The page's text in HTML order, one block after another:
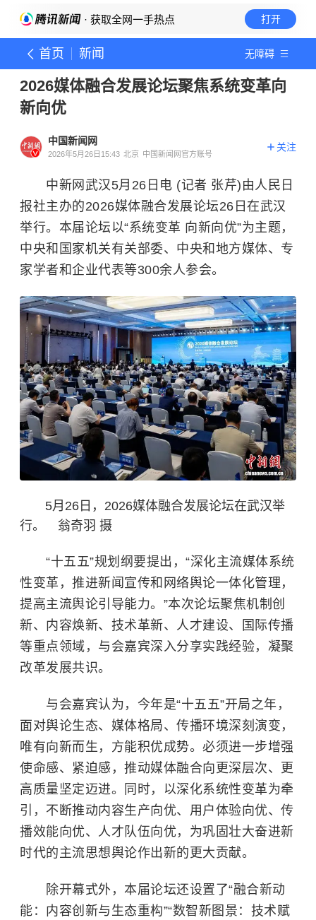
· 获取全网一手热点 打开
首页 新闻 无障碍
2026媒体融合发展论坛聚焦系统变革向
新向优
中国新闻网
2026年5月26日15:43 北京 中国新闻网官方账号
关注
中新网武汉5月26日电 (记者 张芹)由人民日
报社主办的2026媒体融合发展论坛26日在武汉
举行。本届论坛以“系统变革 向新向优”为主题，
中央和国家机关有关部委、中央和地方媒体、专
家学者和企业代表等300余人参会。
5月26日，2026媒体融合发展论坛在武汉举
行。 翁奇羽 摄
“十五五”规划纲要提出，“深化主流媒体系统
性变革，推进新闻宣传和网络舆论一体化管理，
提高主流舆论引导能力。”本次论坛聚焦机制创
新、内容焕新、技术革新、人才建设、国际传播
等重点领域，与会嘉宾深入分享实践经验，凝聚
改革发展共识。
与会嘉宾认为，今年是“十五五”开局之年，
面对舆论生态、媒体格局、传播环境深刻演变，
唯有向新而生，方能积优成势。必须进一步增强
使命感、紧迫感，推动媒体融合向更深层次、更
高质量坚定迈进。同时，以深化系统性变革为牵
引，不断推动内容生产向优、用户体验向优、传
播效能向优、人才队伍向优，为巩固壮大奋进新
时代的主流思想舆论作出新的更大贡献。
除开幕式外，本届论坛还设置了“融合新动
能：内容创新与生态重构”“数智新图景：技术赋